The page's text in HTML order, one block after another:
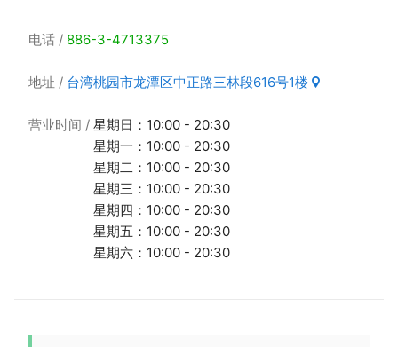
电话 886-3-4713375
地址 台湾桃园市龙潭区中正路三林段616号1楼
营业时间
星期日：10:00 - 20:30
星期一：10:00 - 20:30
星期二：10:00 - 20:30
星期三：10:00 - 20:30
星期四：10:00 - 20:30
星期五：10:00 - 20:30
星期六：10:00 - 20:30